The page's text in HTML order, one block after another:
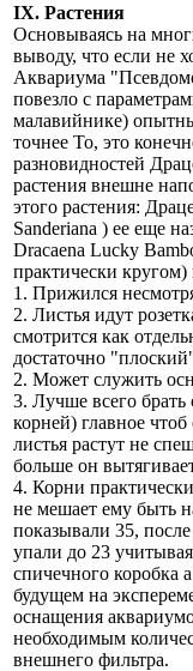
IX. Растения
Основываясь на
выводу, что если не
Аквариума
повезло с
малавийнике)
точнее То, это
разновидностей
растения внешне
этого растения:
Sanderiana ) ее еще
Dracaena Lucky
практически
1. Прижился
2. Листья идут
смотрится как
достаточно
2. Может служить
3. Лучше всего
корней) главное
листья растут не
больше он
4. Корни
не мешает ему быть
показывали 35,
упали до 23
спичечного коробка
будущем на
оснащения
необходимым
внешнего фильтра.